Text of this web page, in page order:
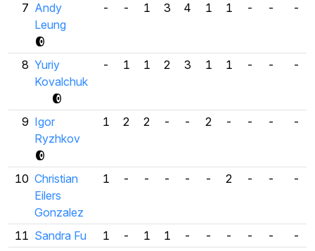
7 Andy
Leung
- - 1 3 4 1 1 - - -
8 Yuriy
Kovalchuk
- 1 1 2 3 1 1 - - -
9 Igor
Ryzhkov
1 2 2 - - 2 - - - -
10 Christian
Eilers
Gonzalez
1 - - - - - 2 - - -
11 Sandra Fu 1 - 1 1 - - - - -
-